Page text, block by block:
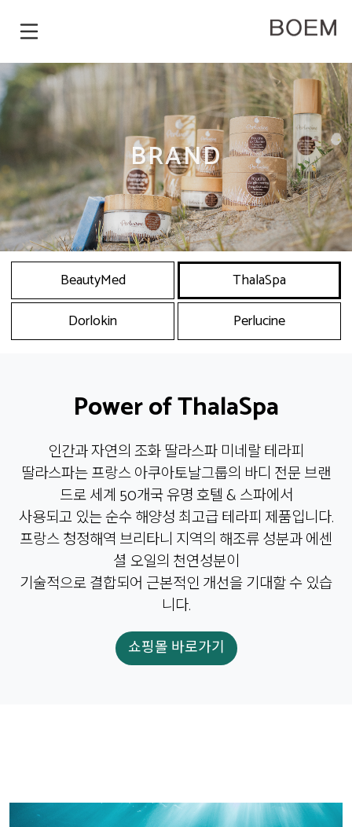
BRAND
BeautyMed
ThalaSpa
Dorlokin
Perlucine
Power of ThalaSpa
인간과 자연의 조화 딸라스파 미네랄 테라피
딸라스파는 프랑스 아쿠아토날그룹의 바디 전문 브랜
드로 세계 50개국 유명 호텔 & 스파에서
사용되고 있는 순수 해양성 최고급 테라피 제품입니다.
프랑스 청정해역 브리타니 지역의 해조류 성분과 에센
셜 오일의 천연성분이
기술적으로 결합되어 근본적인 개선을 기대할 수 있습
니다.
쇼핑몰 바로가기